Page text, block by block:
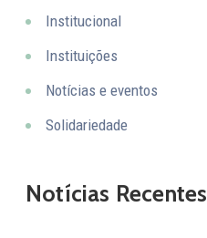
Institucional
Instituições
Notícias e eventos
Solidariedade
Notícias Recentes